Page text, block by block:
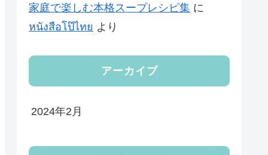
家庭で楽しむ本格スープレシピ集 に
หนังสือโป๊ไทย より
アーカイブ
2024年2月